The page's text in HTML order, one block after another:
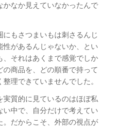
かなか見えていなかったんで
にもさつまいもは刺さるんじ
性があるんじゃないか、とい
、それはあくまで感覚でしか
商品を、どの順番で持って
理できていませんでした。
実質的に見ているのはほぼ私
中で、自分だけで考えてい
だからこそ、外部の視点が